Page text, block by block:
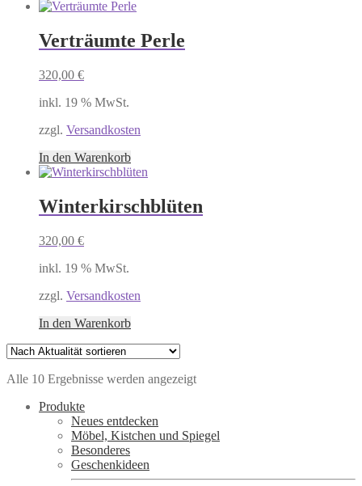
Verträumte Perle
320,00 €
inkl. 19 % MwSt.
zzgl. Versandkosten
In den Warenkorb
Winterkirschblüten
320,00 €
inkl. 19 % MwSt.
zzgl. Versandkosten
In den Warenkorb
Alle 10 Ergebnisse werden angezeigtNach
Produkte
Neues entdecken
Möbel, Kistchen und Spiegel
Besonderes
Geschenkideen